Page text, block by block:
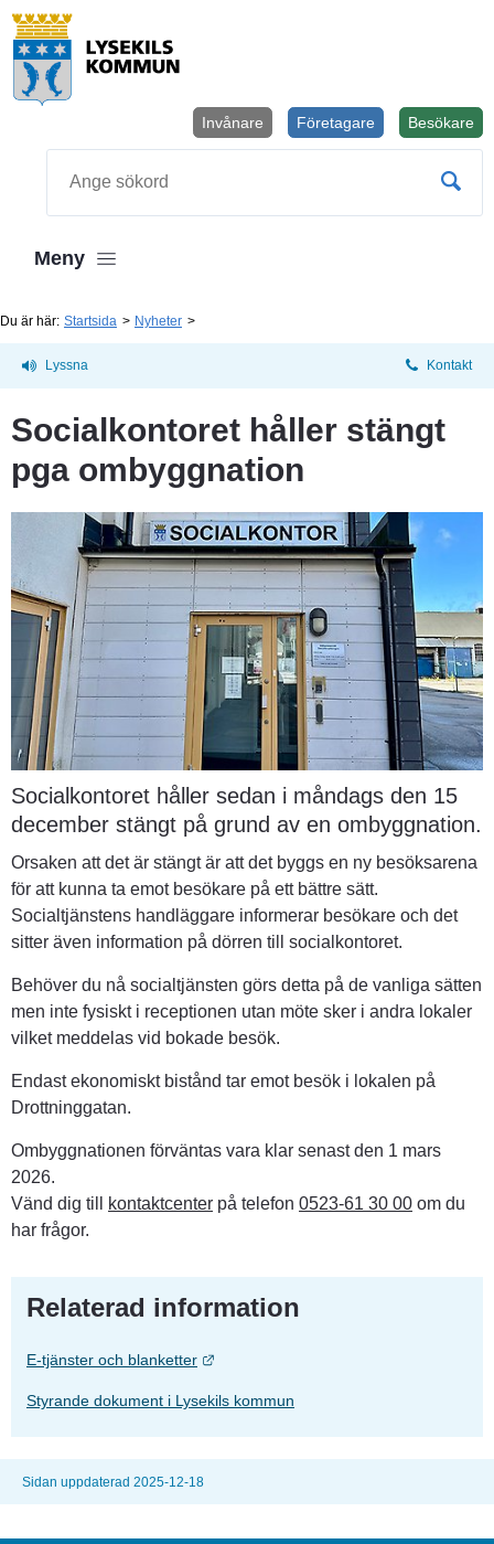
Besökare
Företagare
Invånare
Meny
Du är här: Startsida Nyheter
Lyssna Kontakt
Socialkontoret håller stängt
pga ombyggnation
Socialkontoret håller sedan i måndags den 15
december stängt på grund av en ombyggnation.
Orsaken att det är stängt är att det byggs en ny besöksarena
för att kunna ta emot besökare på ett bättre sätt.
Socialtjänstens handläggare informerar besökare och det
sitter även information på dörren till socialkontoret.
Behöver du nå socialtjänsten görs detta på de vanliga sätten
men inte fysiskt i receptionen utan möte sker i andra lokaler
vilket meddelas vid bokade besök.
Endast ekonomiskt bistånd tar emot besök i lokalen på
Drottninggatan.
Ombyggnationen förväntas vara klar senast den 1 mars
2026.
Vänd dig till
kontaktcenter på telefon 0523-61 30 00 om du
har frågor.
Relaterad information
E-tjänster och blanketter Länk till annan webbplats.
Styrande dokument i Lysekils kommun
Sidan uppdaterad 2025-12-18